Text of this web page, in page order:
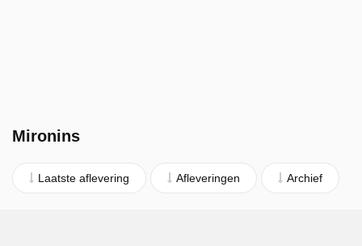
Mironins
Laatste aflevering Afleveringen Archief